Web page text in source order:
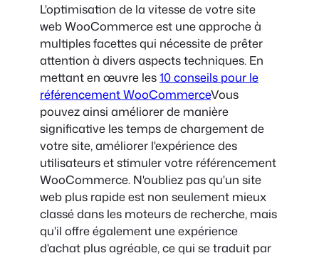
L'optimisation de la vitesse de votre site
web WooCommerce est une approche à
multiples facettes qui nécessite de prêter
attention à divers aspects techniques. En
mettant en œuvre les10 conseils pour le
référencement WooCommerceVous
pouvez ainsi améliorer de manière
significative les temps de chargement de
votre site, améliorer l'expérience des
utilisateurs et stimuler votre référencement
WooCommerce. N'oubliez pas qu'un site
web plus rapide est non seulement mieux
classé dans les moteurs de recherche, mais
qu'il offre également une expérience
d'achat plus agréable, ce qui se traduit par